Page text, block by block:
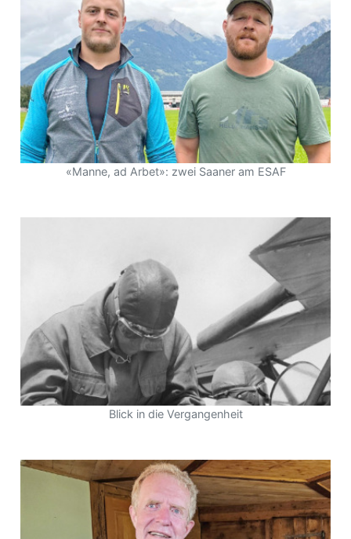
«Manne, ad Arbet»: zwei Saaner am ESAF
Blick in die Vergangenheit